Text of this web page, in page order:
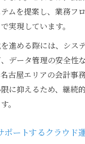
ムを提案し、業務フ
実現しています。
進める際には、シス
データ管理の安全性
古屋エリアの会計事
に抑えるため、継続
。
ポートするクラウド